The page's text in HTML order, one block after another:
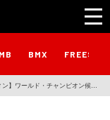
BMX
ン】ワールド・チャンピオン候補